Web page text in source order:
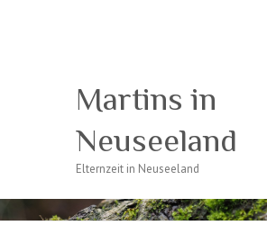
Martins in
Neuseeland
Elternzeit in Neuseeland